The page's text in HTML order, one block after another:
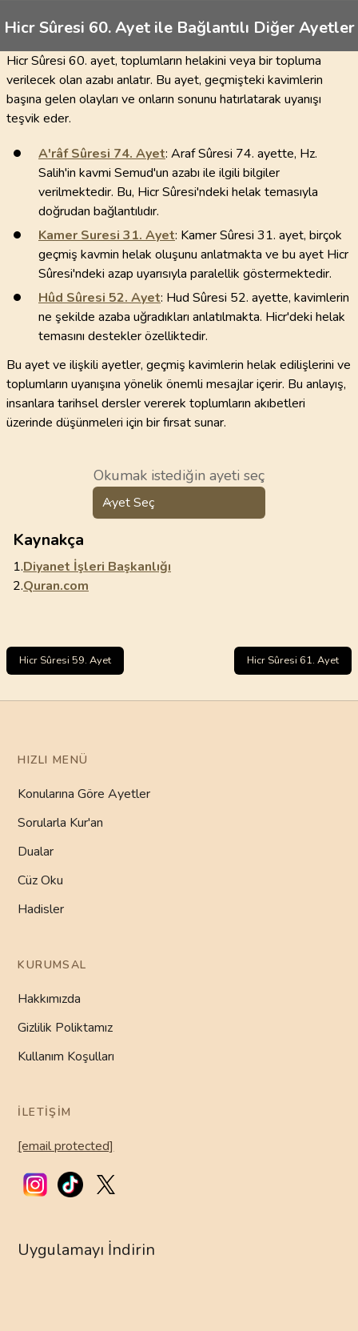
Hicr Sûresi 60. Ayet ile Bağlantılı Diğer Ayetler
Hicr Sûresi 60. ayet, toplumların helakini veya bir topluma
verilecek olan azabı anlatır. Bu ayet, geçmişteki kavimlerin
başına gelen olayları ve onların sonunu hatırlatarak uyanışı
teşvik eder.
A'râf Sûresi 74. Ayet: Araf Sûresi 74. ayette, Hz.
Salih'in kavmi Semud'un azabı ile ilgili bilgiler
verilmektedir. Bu, Hicr Sûresi'ndeki helak temasıyla
doğrudan bağlantılıdır.
Kamer Suresi 31. Ayet: Kamer Sûresi 31. ayet, birçok
geçmiş kavmin helak oluşunu anlatmakta ve bu ayet Hicr
Sûresi'ndeki azap uyarısıyla paralellik göstermektedir.
Hûd Sûresi 52. Ayet: Hud Sûresi 52. ayette, kavimlerin
ne şekilde azaba uğradıkları anlatılmakta. Hicr'deki helak
temasını destekler özelliktedir.
Bu ayet ve ilişkili ayetler, geçmiş kavimlerin helak edilişlerini ve
toplumların uyanışına yönelik önemli mesajlar içerir. Bu anlayış,
insanlara tarihsel dersler vererek toplumların akıbetleri
üzerinde düşünmeleri için bir fırsat sunar.
Okumak istediğin ayeti seç
Ayet Seç
Kaynakça
1.Diyanet İşleri Başkanlığı
2.Quran.com
Hicr Sûresi 59. Ayet Hicr Sûresi 61. Ayet
HIZLI MENÜ
Konularına Göre Ayetler
Sorularla Kur'an
Dualar
Cüz Oku
Hadisler
KURUMSAL
Hakkımızda
Gizlilik Poliktamız
Kullanım Koşulları
İLETIŞIM
[email protected]
Uygulamayı İndirin